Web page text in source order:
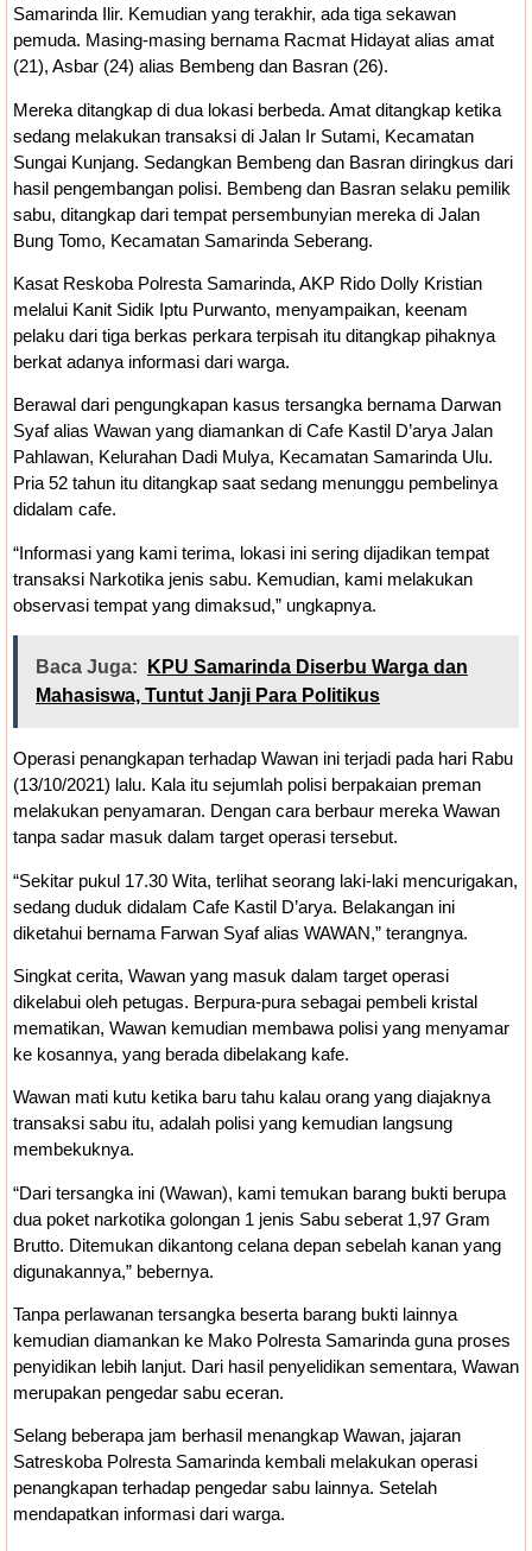
Samarinda Ilir. Kemudian yang terakhir, ada tiga sekawan
pemuda. Masing-masing bernama Racmat Hidayat alias amat
(21), Asbar (24) alias Bembeng dan Basran (26).
Mereka ditangkap di dua lokasi berbeda. Amat ditangkap ketika
sedang melakukan transaksi di Jalan Ir Sutami, Kecamatan
Sungai Kunjang. Sedangkan Bembeng dan Basran diringkus dari
hasil pengembangan polisi. Bembeng dan Basran selaku pemilik
sabu, ditangkap dari tempat persembunyian mereka di Jalan
Bung Tomo, Kecamatan Samarinda Seberang.
Kasat Reskoba Polresta Samarinda, AKP Rido Dolly Kristian
melalui Kanit Sidik Iptu Purwanto, menyampaikan, keenam
pelaku dari tiga berkas perkara terpisah itu ditangkap pihaknya
berkat adanya informasi dari warga.
Berawal dari pengungkapan kasus tersangka bernama Darwan
Syaf alias Wawan yang diamankan di Cafe Kastil D’arya Jalan
Pahlawan, Kelurahan Dadi Mulya, Kecamatan Samarinda Ulu.
Pria 52 tahun itu ditangkap saat sedang menunggu pembelinya
didalam cafe.
“Informasi yang kami terima, lokasi ini sering dijadikan tempat
transaksi Narkotika jenis sabu. Kemudian, kami melakukan
observasi tempat yang dimaksud,” ungkapnya.
Baca Juga:
KPU Samarinda Diserbu Warga dan
Mahasiswa, Tuntut Janji Para Politikus
Operasi penangkapan terhadap Wawan ini terjadi pada hari Rabu
(13/10/2021) lalu. Kala itu sejumlah polisi berpakaian preman
melakukan penyamaran. Dengan cara berbaur mereka Wawan
tanpa sadar masuk dalam target operasi tersebut.
“Sekitar pukul 17.30 Wita, terlihat seorang laki-laki mencurigakan,
sedang duduk didalam Cafe Kastil D’arya. Belakangan ini
diketahui bernama Farwan Syaf alias WAWAN,” terangnya.
Singkat cerita, Wawan yang masuk dalam target operasi
dikelabui oleh petugas. Berpura-pura sebagai pembeli kristal
mematikan, Wawan kemudian membawa polisi yang menyamar
ke kosannya, yang berada dibelakang kafe.
Wawan mati kutu ketika baru tahu kalau orang yang diajaknya
transaksi sabu itu, adalah polisi yang kemudian langsung
membekuknya.
“Dari tersangka ini (Wawan), kami temukan barang bukti berupa
dua poket narkotika golongan 1 jenis Sabu seberat 1,97 Gram
Brutto. Ditemukan dikantong celana depan sebelah kanan yang
digunakannya,” bebernya.
Tanpa perlawanan tersangka beserta barang bukti lainnya
kemudian diamankan ke Mako Polresta Samarinda guna proses
penyidikan lebih lanjut. Dari hasil penyelidikan sementara, Wawan
merupakan pengedar sabu eceran.
Selang beberapa jam berhasil menangkap Wawan, jajaran
Satreskoba Polresta Samarinda kembali melakukan operasi
penangkapan terhadap pengedar sabu lainnya. Setelah
mendapatkan informasi dari warga.